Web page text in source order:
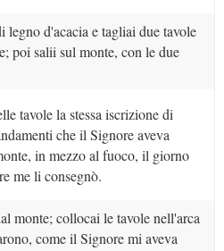
legno d'acacia e tagliai due tavole
poi salii sul monte, con le due
tavole la stessa iscrizione di
che il Signore aveva
in mezzo al fuoco, il giorno
me li consegnò.
monte; collocai le tavole nell'arca
come il Signore mi aveva